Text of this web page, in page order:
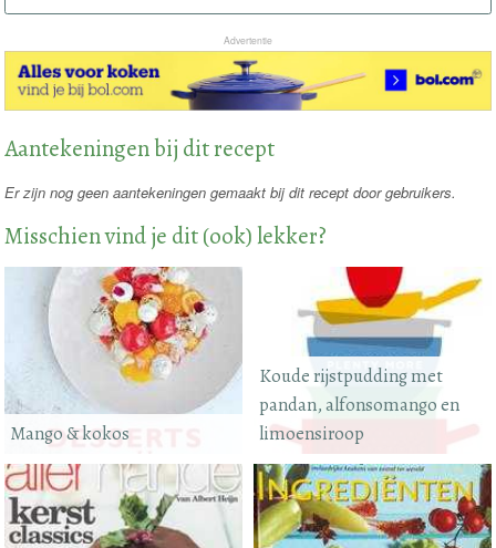
Advertentie
Aantekeningen bij dit recept
Er zijn nog geen aantekeningen gemaakt bij dit recept door gebruikers.
Misschien vind je dit (ook) lekker?
Koude rijstpudding met
pandan, alfonsomango en
limoensiroop
Mango & kokos